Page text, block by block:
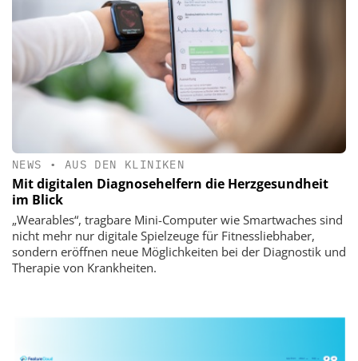
NEWS • AUS DEN KLINIKEN
Mit digitalen Diagnosehelfern die Herzgesundheit
im Blick
„Wearables“, tragbare Mini-Computer wie Smartwaches sind
nicht mehr nur digitale Spielzeuge für Fitnessliebhaber,
sondern eröffnen neue Möglichkeiten bei der Diagnostik und
Therapie von Krankheiten.